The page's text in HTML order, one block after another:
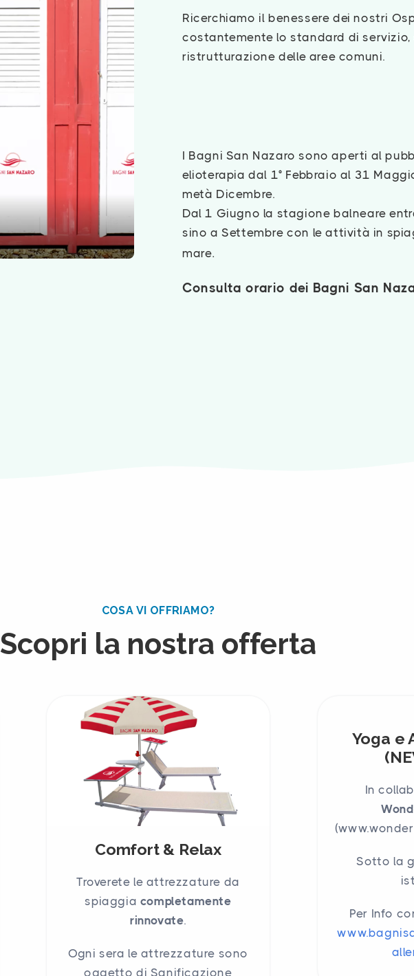
Ricerchiamo il benessere dei nostri
costantemente lo standard di servizio,
ristrutturazione delle aree comuni.
I Bagni San Nazaro sono aperti al
elioterapia dal 1° Febbraio al 31
metà Dicembre.
Dal 1 Giugno la stagione balneare
sino a Settembre con le attività in
mare.
Consulta orario dei Bagni San
COSA VI OFFRIAMO?
Scopri la nostra offerta
Comfort & Relax
Troverete le attrezzature da
spiaggia completamente
rinnovate.
Ogni sera le attrezzature sono
oggetto di Sanificazione
Yoga e
In
Sotto la
Per Info